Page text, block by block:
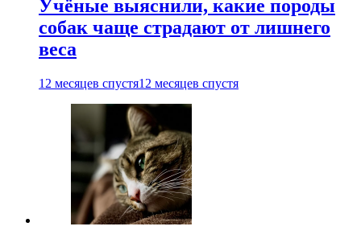
Учёные выяснили, какие породы
собак чаще страдают от лишнего
веса
12 месяцев спустя12 месяцев спустя